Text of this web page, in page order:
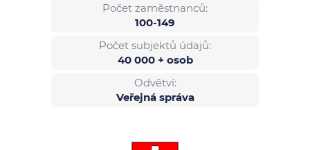
Počet zaměstnanců:
100-149
Počet subjektů údajů:
40 000 + osob
Odvětví:
Veřejná správa